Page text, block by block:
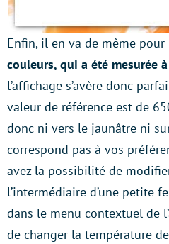
Enfin, il en va de même pour
couleurs, qui a été mesurée
l’affichage s’avère donc
valeur de référence est de
donc ni vers le jaunâtre ni
correspond pas à vos
avez la possibilité de
l’intermédiaire d’une petite
dans le menu contextuel de
de changer la température